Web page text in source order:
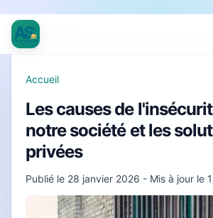
Accueil
Les causes de
notre société et les
privées
Publié le 28 janvier 2026 - Mis à jour le